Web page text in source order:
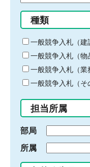
る
キ
ー
ワ
ー
ド
入
力
種類
一般競争入札（建
一般競争入札（物
一般競争入札（業
一般競争入札（そ
担当所属
部局
所属